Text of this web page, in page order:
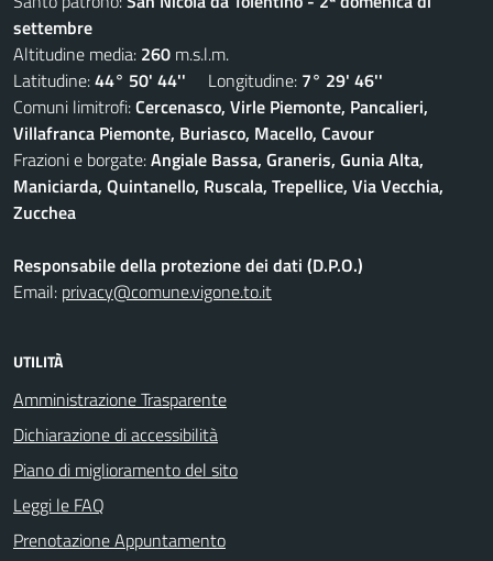
settembre
Altitudine media: 260 m.s.l.m.
Latitudine:44° 50' 44'' Longitudine: 7° 29' 46''
Comuni limitrofi:Cercenasco, Virle Piemonte, Pancalieri,
Villafranca Piemonte, Buriasco, Macello, Cavour
Frazioni e borgate:Angiale Bassa, Graneris, Gunia Alta,
Maniciarda, Quintanello, Ruscala, Trepellice, Via Vecchia,
Zucchea
Responsabile della protezione dei dati (D.P.O.)
Email: privacy@comune.vigone.to.it
UTILITÀ
Amministrazione Trasparente
Dichiarazione di accessibilità
Piano di miglioramento del sito
Leggi le FAQ
Prenotazione Appuntamento